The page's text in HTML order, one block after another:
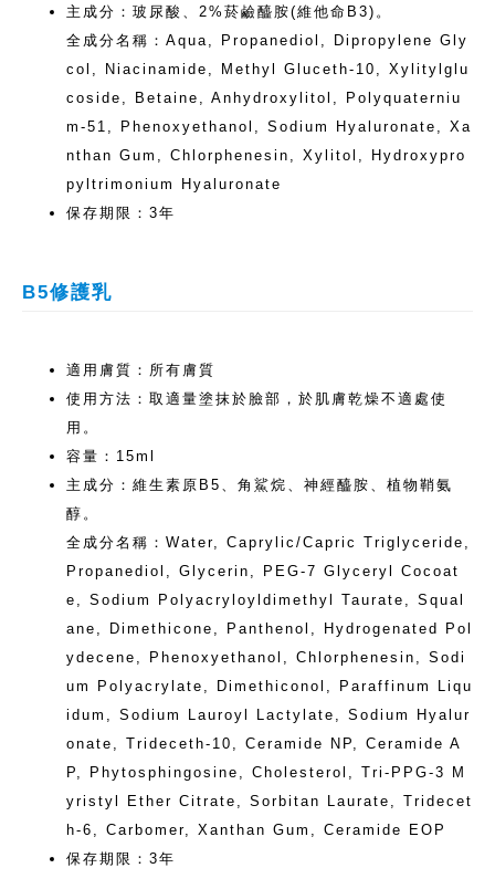
主成分：玻尿酸、2%菸鹼醯胺(維他命B3)。
全成分名稱：Aqua, Propanediol, Dipropylene Gly
col, Niacinamide, Methyl Gluceth-10, Xylitylglu
coside, Betaine, Anhydroxylitol, Polyquaterniu
m-51, Phenoxyethanol, Sodium Hyaluronate, Xa
nthan Gum, Chlorphenesin, Xylitol, Hydroxypro
pyltrimonium Hyaluronate
保存期限：3年
B5修護乳
適用膚質：所有膚質
使用方法：取適量塗抹於臉部，於肌膚乾燥不適處使
用。
容量：15ml
主成分：維生素原B5、角鯊烷、神經醯胺、植物鞘氨
醇。
全成分名稱：Water, Caprylic/Capric Triglyceride,
Propanediol, Glycerin, PEG-7 Glyceryl Cocoat
e, Sodium Polyacryloyldimethyl Taurate, Squal
ane, Dimethicone, Panthenol, Hydrogenated Pol
ydecene, Phenoxyethanol, Chlorphenesin, Sodi
um Polyacrylate, Dimethiconol, Paraffinum Liqu
idum, Sodium Lauroyl Lactylate, Sodium Hyalur
onate, Trideceth-10, Ceramide NP, Ceramide A
P, Phytosphingosine, Cholesterol, Tri-PPG-3 M
yristyl Ether Citrate, Sorbitan Laurate, Tridecet
h-6, Carbomer, Xanthan Gum, Ceramide EOP
保存期限：3年